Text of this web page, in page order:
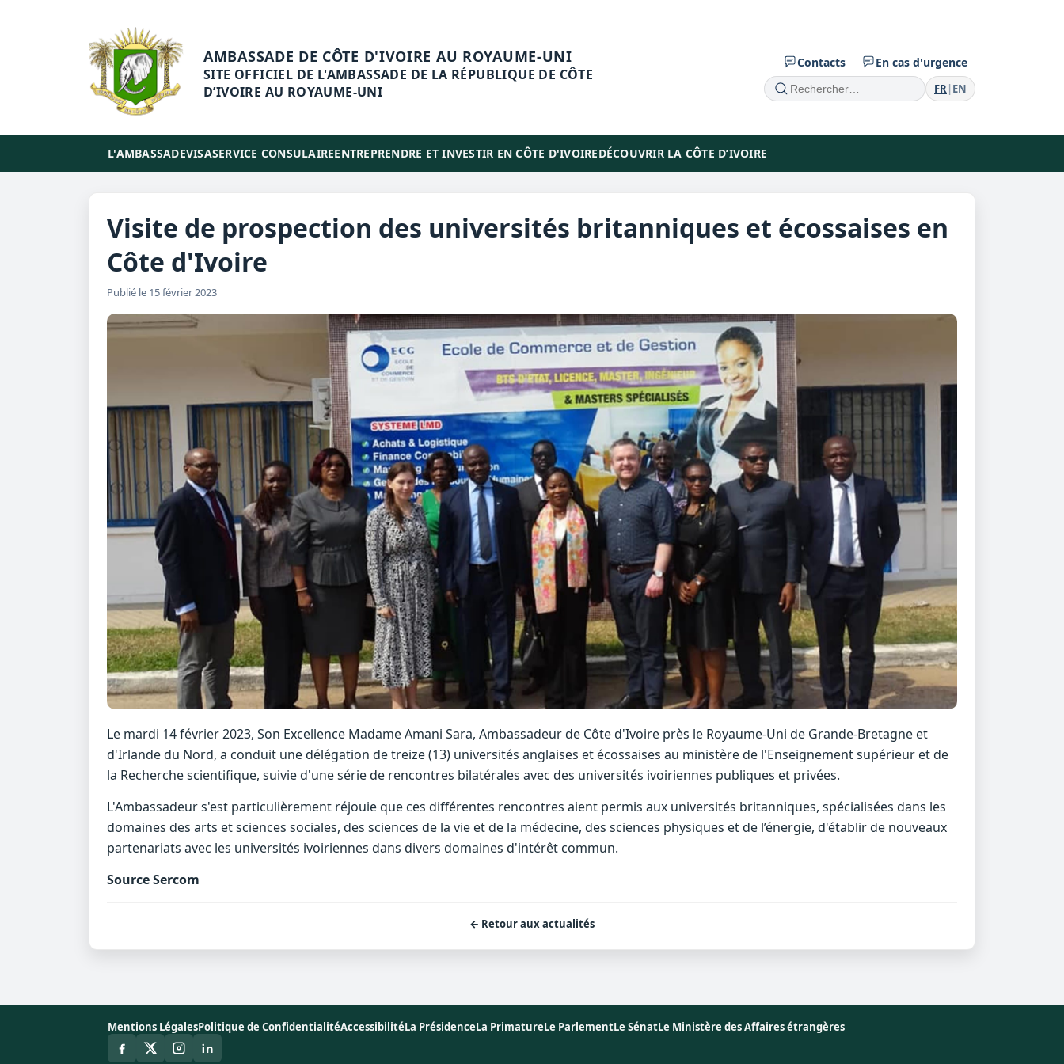
AMBASSADE DE CÔTE D'IVOIRE AU ROYAUME-UNI
SITE OFFICIEL DE L'AMBASSADE DE LA RÉPUBLIQUE DE CÔTE
D’IVOIRE AU ROYAUME-UNI
Contacts En cas d'urgence
Recherche FR |EN
L'AMBASSADEVISASERVICE CONSULAIREENTREPRENDRE ET INVESTIR EN CÔTE D'IVOIREDÉCOUVRIR LA CÔTE D’IVOIRE
Visite de prospection des universités britanniques et écossaises en
Côte d'Ivoire
Publié le 15 février 2023
Le mardi 14 février 2023, Son Excellence Madame Amani Sara, Ambassadeur de Côte d'Ivoire près le Royaume-Uni de Grande-Bretagne et
d'Irlande du Nord, a conduit une délégation de treize (13) universités anglaises et écossaises au ministère de l'Enseignement supérieur et de
la Recherche scientifique, suivie d'une série de rencontres bilatérales avec des universités ivoiriennes publiques et privées.
L'Ambassadeur s'est particulièrement réjouie que ces différentes rencontres aient permis aux universités britanniques, spécialisées dans les
domaines des arts et sciences sociales, des sciences de la vie et de la médecine, des sciences physiques et de l’énergie, d'établir de nouveaux
partenariats avec les universités ivoiriennes dans divers domaines d'intérêt commun.
Source Sercom
← Retour aux actualités
Mentions LégalesPolitique de ConfidentialitéAccessibilitéLa PrésidenceLa PrimatureLe ParlementLe SénatLe Ministère des Affaires étrangères